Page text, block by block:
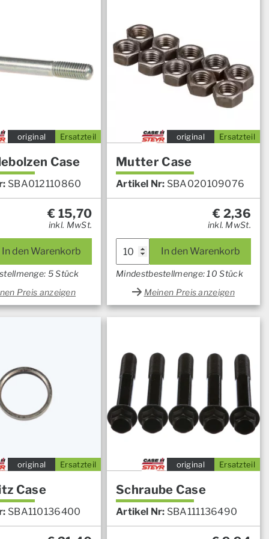
Ersatzteil
original
Case
SBA012110860
€ 15,70
inkl. MwSt.
In den Warenkorb
5 Stück
Preis anzeigen
Ersatzteil
original
Mutter Case
Artikel Nr: SBA020109076
€ 2,36
inkl. MwSt.
In den Warenkorb
Mindestbestellmenge: 10 Stück
Meinen Preis anzeigen
Ersatzteil
original
Case
SBA110136400
Ersatzteil
original
Schraube Case
Artikel Nr: SBA111136490